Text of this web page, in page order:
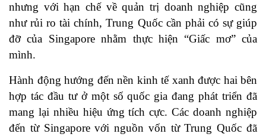
nhưng với hạn chế về quản trị doanh nghiệp cũng
như rủi ro tài chính, Trung Quốc cần phải có sự giúp
đỡ của Singapore nhằm thực hiện “Giấc mơ” của
mình.
Hành động hướng đến nền kinh tế xanh được hai bên
hợp tác đầu tư ở một số quốc gia đang phát triển đã
mang lại nhiều hiệu ứng tích cực. Các doanh nghiệp
đến từ Singapore với nguồn vốn từ Trung Quốc đã